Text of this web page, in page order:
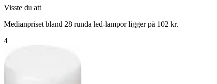
Visste du att
Medianpriset bland 28 runda led-lampor ligger på 102 kr.
4